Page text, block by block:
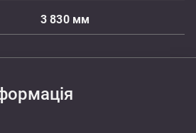
3 830 мм